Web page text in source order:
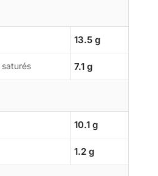
13.5 g
7.1 g
10.1 g
1.2 g